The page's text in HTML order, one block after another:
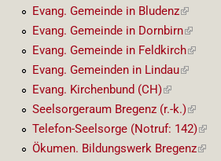
Link)
Evang. Gemeinde in Bludenz(externer
Link)
Evang. Gemeinde in Dornbirn
Link)
Evang. Gemeinde in Feldkirch
Link)
Evang. Gemeinden in Lindau(externer
Evang. Kirchenbund (CH)(externer
Link)
Seelsorgeraum Bregenz (r.-k.)
Link)
Telefon-Seelsorge (Notruf: 142)
Link)
Ökumen. Bildungswerk Bregenz